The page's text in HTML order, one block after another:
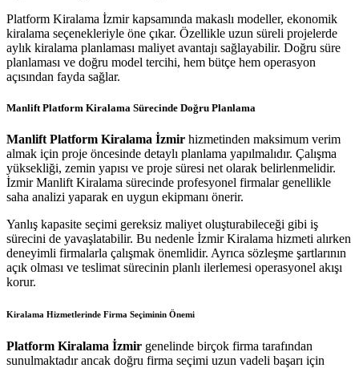
Platform Kiralama İzmir kapsamında makaslı modeller, ekonomik
kiralama seçenekleriyle öne çıkar. Özellikle uzun süreli projelerde
aylık kiralama planlaması maliyet avantajı sağlayabilir. Doğru süre
planlaması ve doğru model tercihi, hem bütçe hem operasyon
açısından fayda sağlar.
Manlift Platform Kiralama Sürecinde Doğru Planlama
Manlift Platform Kiralama İzmir hizmetinden maksimum verim
almak için proje öncesinde detaylı planlama yapılmalıdır. Çalışma
yüksekliği, zemin yapısı ve proje süresi net olarak belirlenmelidir.
İzmir Manlift Kiralama sürecinde profesyonel firmalar genellikle
saha analizi yaparak en uygun ekipmanı önerir.
Yanlış kapasite seçimi gereksiz maliyet oluşturabileceği gibi iş
sürecini de yavaşlatabilir. Bu nedenle İzmir Kiralama hizmeti alırken
deneyimli firmalarla çalışmak önemlidir. Ayrıca sözleşme şartlarının
açık olması ve teslimat sürecinin planlı ilerlemesi operasyonel akışı
korur.
Kiralama Hizmetlerinde Firma Seçiminin Önemi
Platform Kiralama İzmir genelinde birçok firma tarafından
sunulmaktadır ancak doğru firma seçimi uzun vadeli başarı için